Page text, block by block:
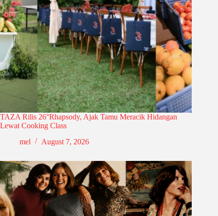
TAZA Rilis 26°Rhapsody, Ajak Tamu Meracik Hidangan
Lewat Cooking Class
mel
August 7, 2026